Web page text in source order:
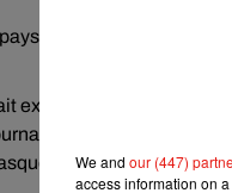
confondus, restent
exception, on se
Valérie
à la main pour
We and our (447)
access information on